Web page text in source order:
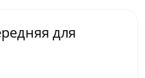
для